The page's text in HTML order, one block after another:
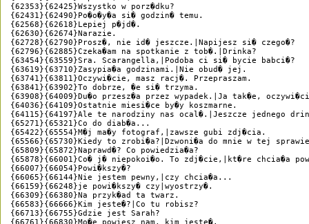
{62353}{62425}Wszystko w porz�dku?
{62431}{62490}Po�o�y�a si� godzin� temu.
{62568}{62618}Lepiej p�jd�.
{62630}{62674}Narazie.
{62728}{62790}Prosz�, nie id� jeszcze.|Napijesz si� czego�?
{62796}{62885}Czeka�am na spotkanie z tob�.|Drinka?
{63454}{63559}Sra. Scarangella,|Podoba ci si� bycie babci�?
{63619}{63710}Zasypia�a godzinami.|Nie obud� jej.
{63741}{63811}Oczywi�cie, masz racj�. Przepraszam.
{63841}{63902}To dobrze, �e si� trzyma.
{63908}{64009}Du�o przesz�a przez wypadek.|Ja tak�e,
{64036}{64109}Ostatnie miesi�ce by�y koszmarne.
{64115}{64197}Ale te narodziny nas ocal�.|Jeszcze jednego
{65271}{65321}Co do diab�a...
{65422}{65554}M�j ma�y fotograf,|zawsze gubi zdj�cia.
{65566}{65730}Kiedy to zrobi�a?|Dzwoni�a do mnie w tej
{65809}{65872}Naprawd�? Co powiedzia�a?
{65878}{66001}Co� j� niepokoi�o. To zdj�cie,|kt�re chcia�a
{66007}{66054}Powi�kszy�?
{66065}{66144}Nie jestem pewny,|czy chcia�a...
{66159}{66248}je powi�kszy� czy|wyostrzy�.
{66309}{66380}Na przyk�ad ta twarz.
{66583}{66666}Kim jeste�?|Co tu robisz?
{66713}{66755}Gdzie jest Sarah?